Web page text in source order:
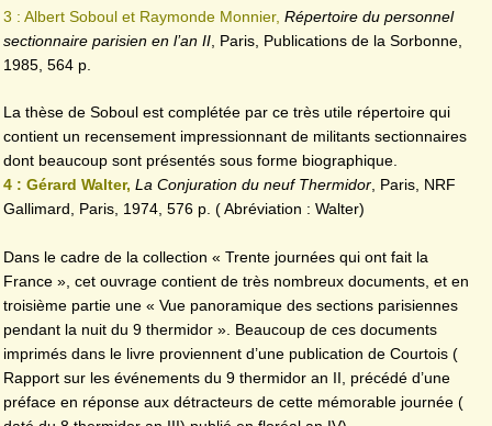
3 : Albert Soboul et Raymonde Monnier, Répertoire du personnel
sectionnaire parisien en l’an II , Paris, Publications de la Sorbonne,
1985, 564 p.
La thèse de Soboul est complétée par ce très utile répertoire qui
contient un recensement impressionnant de militants sectionnaires
dont beaucoup sont présentés sous forme biographique.
4 : Gérard Walter, La Conjuration du neuf Thermidor, Paris, NRF
Gallimard, Paris, 1974, 576 p. ( Abréviation : Walter)
Dans le cadre de la collection « Trente journées qui ont fait la
France », cet ouvrage contient de très nombreux documents, et en
troisième partie une « Vue panoramique des sections parisiennes
pendant la nuit du 9 thermidor ». Beaucoup de ces documents
imprimés dans le livre proviennent d’une publication de Courtois (
Rapport sur les événements du 9 thermidor an II, précédé d’une
préface en réponse aux détracteurs de cette mémorable journée (